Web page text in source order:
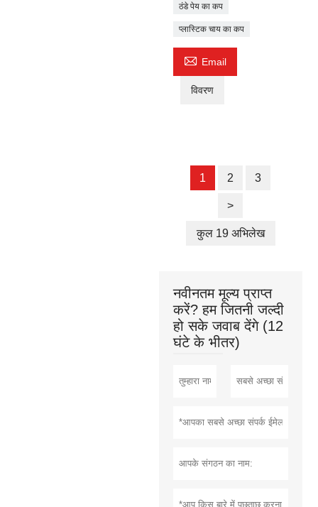
ठंडे पेय का कप
प्लास्टिक चाय का कप
 Email
विवरण
1 2 3
>
कुल 19 अभिलेख
नवीनतम मूल्य प्राप्त
करें? हम जितनी जल्दी
हो सके जवाब देंगे (12
घंटे के भीतर)